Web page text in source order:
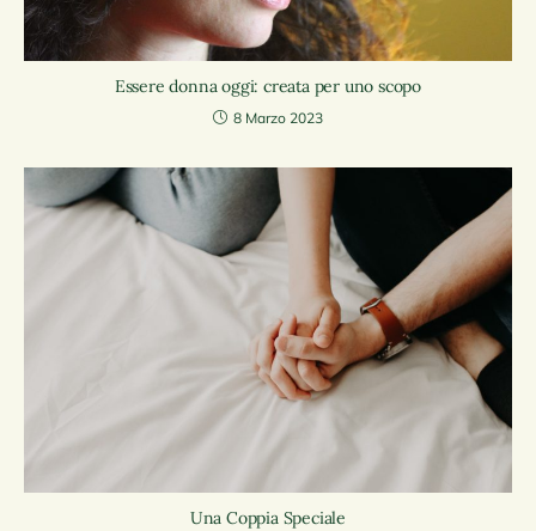
Essere donna oggi: creata per uno scopo
8 Marzo 2023
Una Coppia Speciale